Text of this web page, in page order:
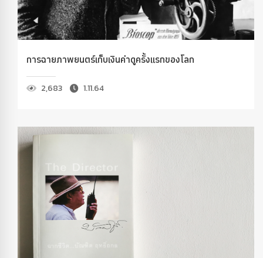
การฉายภาพยนตร์เก็บเงินค่าดูครั้งแรกของโลก
2,683 1.11.64